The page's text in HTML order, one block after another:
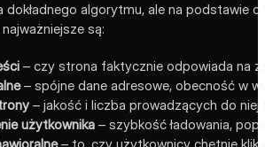
dokładnego algorytmu, ale na podstawie
są:
– czy strona faktycznie odpowiada na
– spójne dane adresowe, obecność w
– jakość i liczba prowadzących do niej
użytkownika – szybkość ładowania,